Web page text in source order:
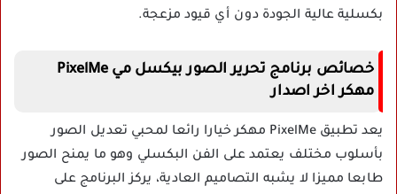
بكسلية عالية الجودة دون أي قيود مزعجة.
خصائص برنامج تحرير الصور بيكسل مي PixelMe
مهكر اخر اصدار
يعد تطبيق PixelMe مهكر خيارا رائعا لمحبي تعديل الصور
بأسلوب مختلف يعتمد على الفن البكسلي وهو ما يمنح الصور
طابعا مميزا لا يشبه التصاميم العادية، يركز البرنامج على